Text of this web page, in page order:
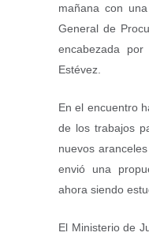
mañana con
General de
encabezada
Estévez.
En el encuentro
de los trabajos
nuevos
envió una
ahora siendo
El Ministerio de